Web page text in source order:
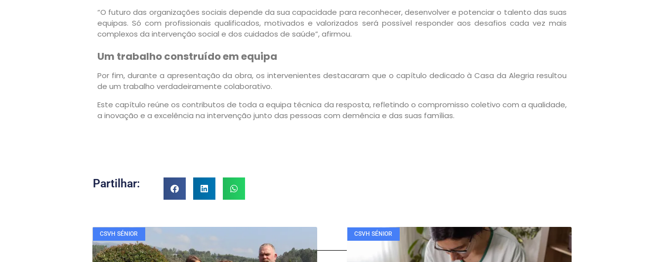
“O futuro das organizações sociais depende da sua capacidade para reconhecer, desenvolver e potenciar o talento das suas
equipas. Só com profissionais qualificados, motivados e valorizados será possível responder aos desafios cada vez mais
complexos da intervenção social e dos cuidados de saúde”, afirmou.
Um trabalho construído em equipa
Por fim, durante a apresentação da obra, os intervenientes destacaram que o capítulo dedicado à Casa da Alegria resultou
de um trabalho verdadeiramente colaborativo.
Este capítulo reúne os contributos de toda a equipa técnica da resposta, refletindo o compromisso coletivo com a qualidade,
a inovação e a excelência na intervenção junto das pessoas com demência e das suas famílias.
Partilhar:
Veja também....
CSVH SÉNIOR CSVH SÉNIOR